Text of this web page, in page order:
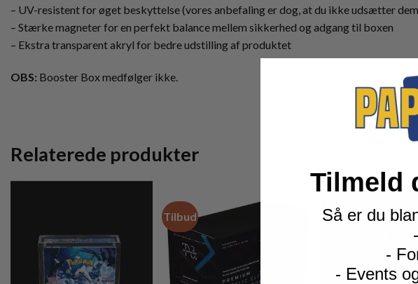
– UV-resistent for øget beskyttelse (vores anbefaling er dog, at du ikke udsætter
– Stærke magneter for en perfekt balance mellem sikkerhed og adgang til boxen
– Ekstra transparent akryl for bedre udstilling af produktet
OBS: Booster Box medfølger ikke.
Relaterede produkter
Tilbud
Tilmeld
Så er du
-
- Events